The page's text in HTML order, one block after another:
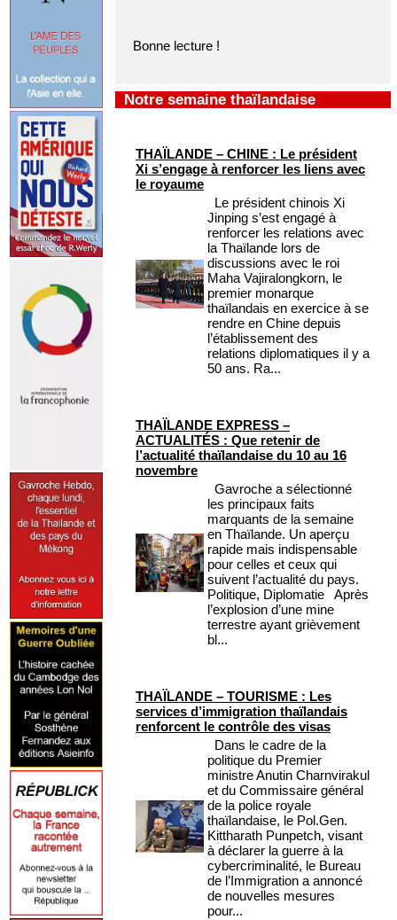
Bonne lecture !
Notre semaine thaïlandaise
THAÏLANDE – CHINE : Le président
Xi s’engage à renforcer les liens avec
le royaume
Le président chinois Xi
Jinping s’est engagé à
renforcer les relations avec
la Thaïlande lors de
discussions avec le roi
Maha Vajiralongkorn, le
premier monarque
thaïlandais en exercice à se
rendre en Chine depuis
l’établissement des
relations diplomatiques il y a
50 ans. Ra...
THAÏLANDE EXPRESS –
ACTUALITÉS : Que retenir de
l’actualité thaïlandaise du 10 au 16
novembre
Gavroche a sélectionné
les principaux faits
marquants de la semaine
en Thaïlande. Un aperçu
rapide mais indispensable
pour celles et ceux qui
suivent l’actualité du pays.
Politique, Diplomatie Après
l’explosion d’une mine
terrestre ayant grièvement
bl...
THAÏLANDE – TOURISME : Les
services d’immigration thaïlandais
renforcent le contrôle des visas
Dans le cadre de la
politique du Premier
ministre Anutin Charnvirakul
et du Commissaire général
de la police royale
thaïlandaise, le Pol.Gen.
Kittharath Punpetch, visant
à déclarer la guerre à la
cybercriminalité, le Bureau
de l’Immigration a annoncé
de nouvelles mesures
pour...